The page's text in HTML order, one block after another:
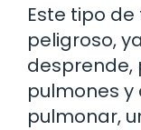
Este tipo
peligroso,
desprende,
pulmones
pulmonar,